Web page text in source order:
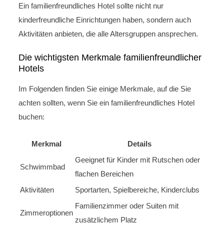
Ein familienfreundliches Hotel sollte nicht nur
kinderfreundliche Einrichtungen haben, sondern auch
Aktivitäten anbieten, die alle Altersgruppen ansprechen.
Die wichtigsten Merkmale familienfreundlicher
Hotels
Im Folgenden finden Sie einige Merkmale, auf die Sie
achten sollten, wenn Sie ein familienfreundliches Hotel
buchen:
Merkmal Details
Schwimmbad
Geeignet für Kinder mit Rutschen oder
flachen Bereichen
Aktivitäten
Sportarten, Spielbereiche, Kinderclubs
Zimmeroptionen
Familienzimmer oder Suiten mit
zusätzlichem Platz